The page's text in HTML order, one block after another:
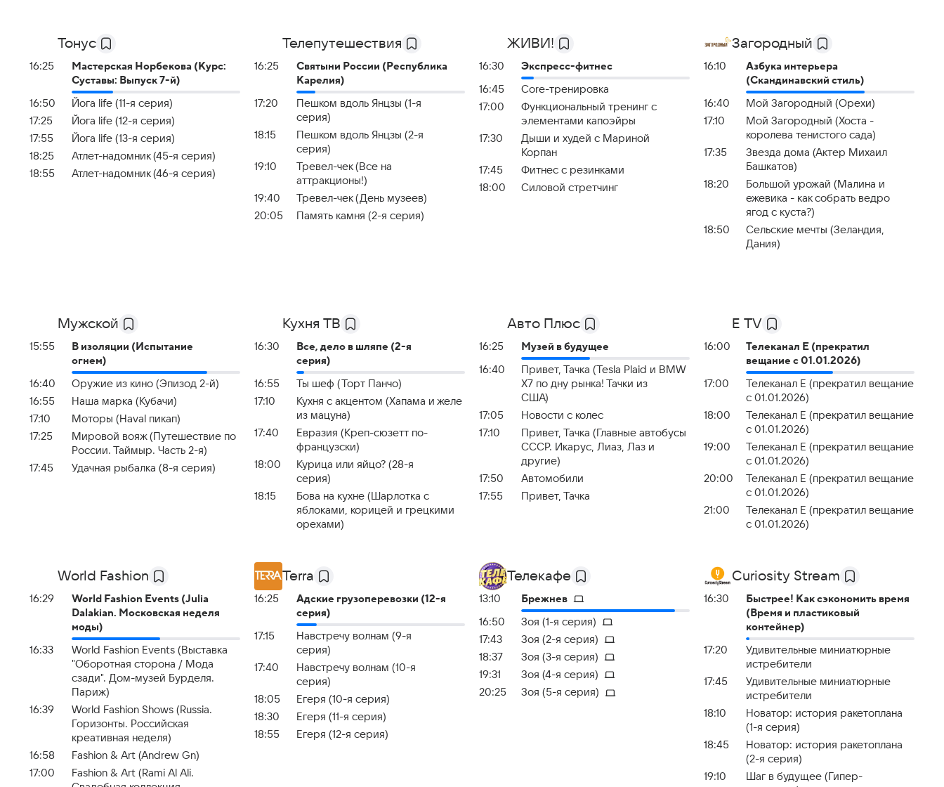
Тонус
16:25
Мастерская Норбекова (Курс:
Суставы: Выпуск 7-й)
16:50
Йога life (11-я серия)
17:25
Йога life (12-я серия)
17:55
Йога life (13-я серия)
18:25
Атлет-надомник (45-я серия)
18:55
Атлет-надомник (46-я серия)
Телепутешествия
16:25
Святыни России (Республика
Карелия)
17:20
Пешком вдоль Янцзы (1-я
серия)
18:15
Пешком вдоль Янцзы (2-я
серия)
19:10
Тревел-чек (Все на
аттракционы!)
19:40
Тревел-чек (День музеев)
20:05
Память камня (2-я серия)
ЖИВИ!
16:30 Экспресс-фитнес
16:45
Core-тренировка
17:00
Функциональный тренинг с
элементами капоэйры
17:30
Дыши и худей с Мариной
Корпан
17:45
Фитнес с резинками
18:00
Силовой стретчинг
Загородный
16:10
Азбука интерьера
(Скандинавский стиль)
16:40
Мой Загородный (Орехи)
17:10
Мой Загородный (Хоста -
королева тенистого сада)
17:35
Звезда дома (Актер Михаил
Башкатов)
18:20
Большой урожай (Малина и
ежевика - как собрать ведро
ягод с куста?)
18:50
Сельские мечты (Зеландия,
Дания)
Мужской
15:55
В изоляции (Испытание
огнем)
16:40
Оружие из кино (Эпизод 2-й)
16:55
Наша марка (Кубачи)
17:10
Моторы (Haval пикап)
17:25
Мировой вояж (Путешествие по
России. Таймыр. Часть 2-я)
17:45
Удачная рыбалка (8-я серия)
Кухня ТВ
16:30
Все, дело в шляпе (2-я
серия)
16:55
Ты шеф (Торт Панчо)
17:10
Кухня с акцентом (Хапама и желе
из мацуна)
17:40
Евразия (Креп-сюзетт по-
французски)
18:00
Курица или яйцо? (28-я
серия)
18:15
Бова на кухне (Шарлотка с
яблоками, корицей и грецкими
орехами)
Авто Плюс
16:25 Музей в будущее
16:40
Привет, Тачка (Tesla Plaid и BMW
X7 по дну рынка! Тачки из
США)
17:05
Новости с колес
17:10
Привет, Тачка (Главные автобусы
СССР. Икарус, Лиаз, Лаз и
другие)
17:50
Автомобили
17:55
Привет, Тачка
E TV
16:00
Телеканал E (прекратил
вещание с 01.01.2026)
17:00
Телеканал E (прекратил вещание
с 01.01.2026)
18:00
Телеканал E (прекратил вещание
с 01.01.2026)
19:00
Телеканал E (прекратил вещание
с 01.01.2026)
20:00
Телеканал E (прекратил вещание
с 01.01.2026)
21:00
Телеканал E (прекратил вещание
с 01.01.2026)
World Fashion
16:29
World Fashion Events (Julia
Dalakian. Московская неделя
моды)
16:33
World Fashion Events (Выставка
"Оборотная сторона / Мода
сзади". Дом-музей Бурделя.
Париж)
16:39
World Fashion Shows (Russia.
Горизонты. Российская
креативная неделя)
16:58
Fashion & Art (Andrew Gn)
17:00
Fashion & Art (Rami Al Ali.
Terra
16:25
Адские грузоперевозки (12-я
серия)
17:15
Навстречу волнам (9-я
серия)
17:40
Навстречу волнам (10-я
серия)
18:05
Егеря (10-я серия)
18:30
Егеря (11-я серия)
18:55
Егеря (12-я серия)
Телекафе
13:10 Брежнев
16:50
Зоя (1-я серия)
17:43
Зоя (2-я серия)
18:37
Зоя (3-я серия)
19:31
Зоя (4-я серия)
20:25
Зоя (5-я серия)
Curiosity Stream
16:30
Быстрее! Как сэкономить время
(Время и пластиковый
контейнер)
17:20
Удивительные миниатюрные
истребители
17:45
Удивительные миниатюрные
истребители
18:10
Новатор: история ракетоплана
(1-я серия)
18:45
Новатор: история ракетоплана
(2-я серия)
19:10
Шаг в будущее (Гипер-